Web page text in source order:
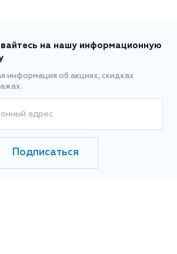
на нашу информационную
информация об акциях, скидках
адрес
Подписаться